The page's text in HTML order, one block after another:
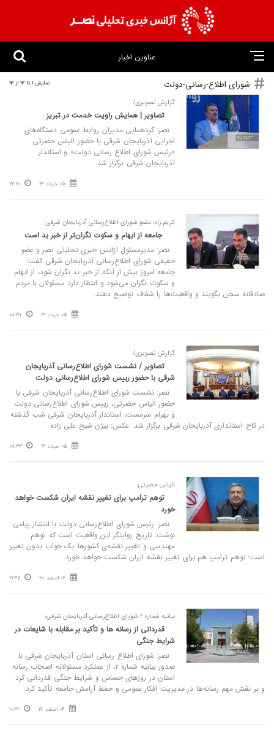
عناوین اخبار
شورای اطلاع-رسانی-دولت نمایش 1 تا 13 از 13
گزارش تصویری/
تصاویر | همایش راویت خدمت در تبریز
نصر: گردهمایی مدیران روابط عمومی دستگاه‌های
اجرایی آذربایجان شرقی با حضور الیاس حضرتی
«رئیس شورای اطلاع رسانی دولت» و استاندار
آذربایجان شرقی برگزار شد.
05 خرداد 13 22:20
کریم زاد؛ عضو شورای اطلاع‌رسانی آذربایجان شرقی:
جامعه از ابهام و سکوت نگران‌تر از خبر بد است
نصر: مدیرمسئول آژانس خبری تحلیلی نصر و عضو
حقیقی شورای اطلاع‌رسانی آذربایجان شرقی کفت:
جامعه امروز بیش از آنکه از خبر بد نگران شود، از ابهام
و سکوت نگران می‌شود و انتظار دارد مسئولان با مردم
صادقانه سخن بگویند و واقعیت‌ها را شفاف توضیح دهند.
05 خرداد 13 08:37
گزارش تصویری/
تصاویر / نشست شورای اطلاع‌رسانی آذربایجان
شرقی با حضور رییس شورای اطلاع‌رسانی دولت
نصر: نشست شورای اطلاع‌رسانی آذربایجان شرقی با
حضور الیاس حضرتی، رییس شورای اطلاع‌رسانی دولت
و بهرام سرمست، استاندار آذربایجان شرقی شب گذشته
در کاخ استانداری آذربایجان شرقی برگزار شد. عکس: بیژن شیخ علی زاده
05 خرداد 13 08:33
الیاس حضرتی:
توهم ترامپ برای تغییر نقشه ایران شکست خواهد
خورد
نصر: رئیس شورای اطلاع‌رسانی دولت با انتشار پیامی
نوشت: ‏تاریخ روایتگر این واقعیت است که توهم
مهندسی و تغییر نقشه‌ی کشورها یک خواب بدون تعبیر
است؛ توهم ترامپ هم برای تغییر نقشه ایران شکست خواهد خورد.
04 اسفند 20 21:37
بیانیه شماره ۲ شورای اطلاع‌رسانی آذربایجان شرقی؛
قدردانی از رسانه‌ ها و تأکید بر مقابله با شایعات در
شرایط جنگی
نصر: شورای اطلاع‌ رسانی استان آذربایجان شرقی با
صدور بیانیه شماره ۲، از عملکرد مسئولانه اصحاب رسانه
استان در روزهای حساس و شرایط جنگی قدردانی کرد
و بر نقش مهم رسانه‌ها در مدیریت افکار عمومی و حفظ آرامش جامعه تأکید کرد.
04 اسفند 17 10:32